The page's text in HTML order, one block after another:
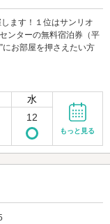
ます！１位はサンリオ
ンターの無料宿泊券（平
お部屋を押さえたい方
水
12
もっと見る
のうち4.5